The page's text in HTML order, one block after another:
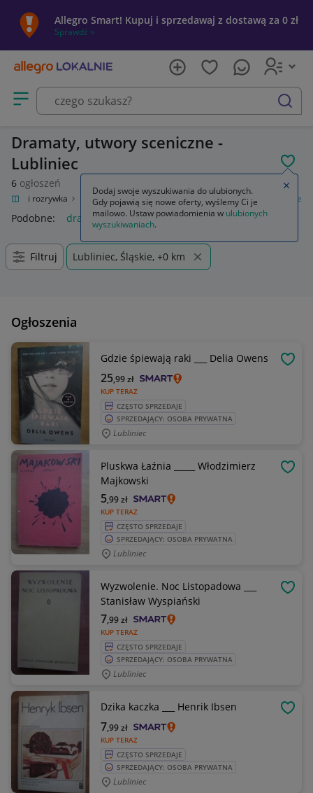
Allegro Smart! Kupuj i sprzedawaj z dostawą za 0 zł
Sprawdź »
Otwórz menu z kategoriami
szukaj
Dramaty, utwory sceniczne -
Lubliniec
6 ogłoszeń
i rozrywka Książki Literatura piękna Dramaty, utwory sceniczne
Podobne: dramaty utwory sceniczne
Filtruj Lubliniec, Śląskie, +0 km
Ogłoszenia
Gdzie śpiewają raki ___ Delia Owens
KUP TERAZ
25,99zł
CZĘSTO SPRZEDAJE
SPRZEDAJĄCY: OSOBA PRYWATNA
Lubliniec
Pluskwa Łaźnia _____ Włodzimierz
Majkowski
KUP TERAZ
5,99zł
CZĘSTO SPRZEDAJE
SPRZEDAJĄCY: OSOBA PRYWATNA
Lubliniec
Wyzwolenie. Noc Listopadowa ___
Stanisław Wyspiański
KUP TERAZ
7,99zł
CZĘSTO SPRZEDAJE
SPRZEDAJĄCY: OSOBA PRYWATNA
Lubliniec
Dzika kaczka ___ Henrik Ibsen
KUP TERAZ
7,99zł
CZĘSTO SPRZEDAJE
SPRZEDAJĄCY: OSOBA PRYWATNA
Lubliniec
Dodaj swoje wyszukiwania do ulubionych.
Gdy pojawią się nowe oferty, wyślemy Ci je
mailowo. Ustaw powiadomienia w ulubionych
wyszukiwaniach.